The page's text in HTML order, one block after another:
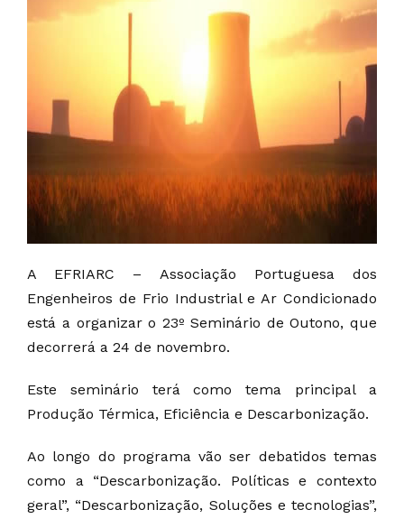
A EFRIARC – Associação Portuguesa dos
Engenheiros de Frio Industrial e Ar Condicionado
está a organizar o 23º Seminário de Outono, que
decorrerá a 24 de novembro.
Este seminário terá como tema principal a
Produção Térmica, Eficiência e Descarbonização.
Ao longo do programa vão ser debatidos temas
como a “Descarbonização. Políticas e contexto
geral”, “Descarbonização, Soluções e tecnologias”,